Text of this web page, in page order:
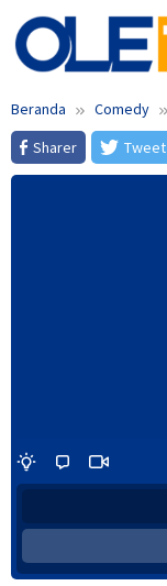
Loncat
ke
konten
Beranda Comedy
Sharer
Tweet